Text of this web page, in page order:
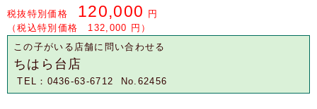
税抜特別価格 120,000 円
（税込特別価格 132,000 円）
この子がいる店舗に問い合わせる
ちはら台店
TEL：0436-63-6712 No.62456